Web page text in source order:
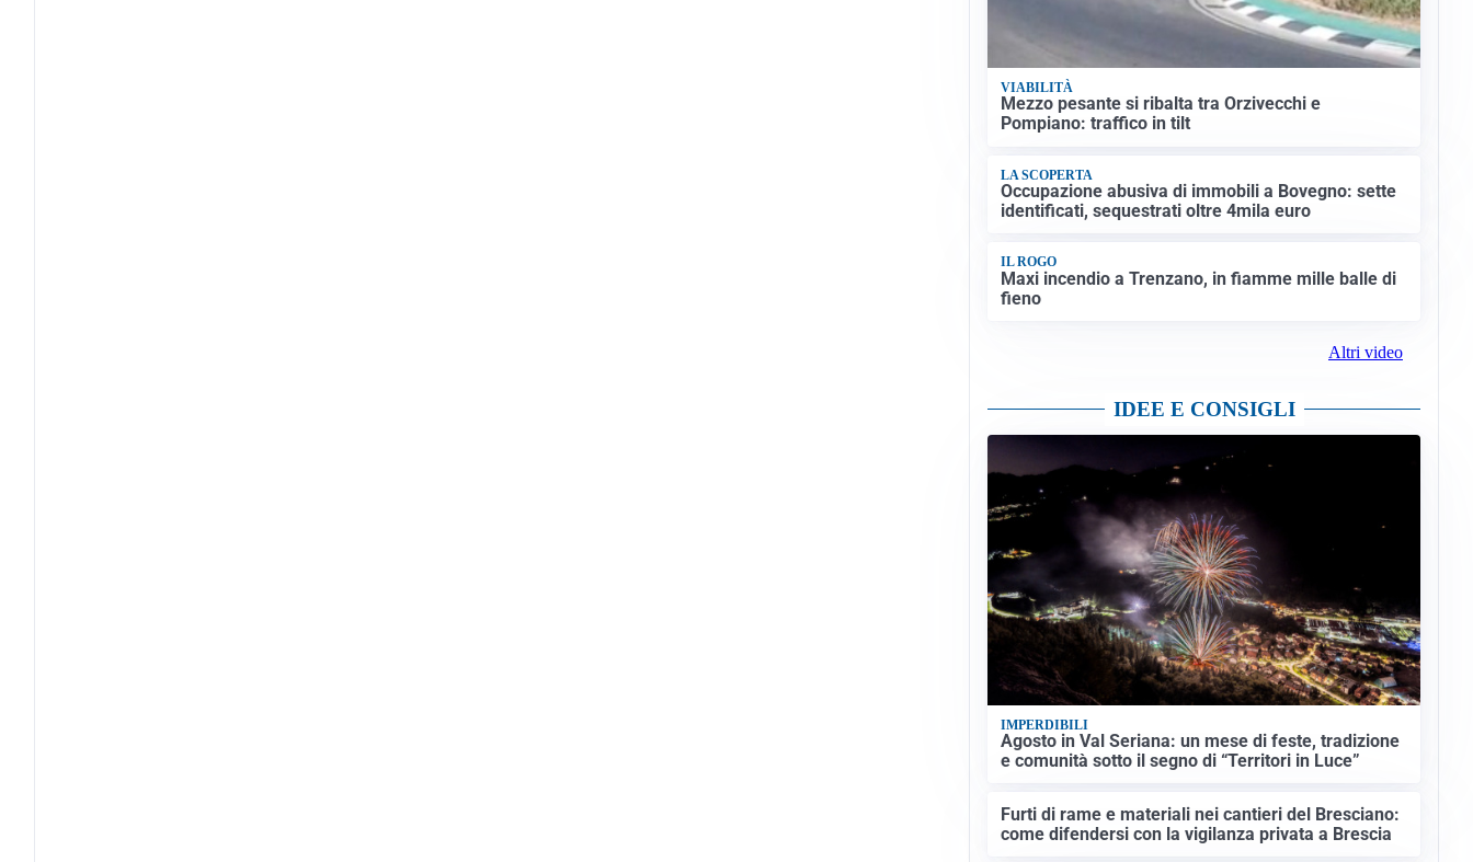
VIABILITÀ
Mezzo pesante si ribalta tra Orzivecchi e
Pompiano: traffico in tilt
LA SCOPERTA
Occupazione abusiva di immobili a Bovegno: sette
identificati, sequestrati oltre 4mila euro
IL ROGO
Maxi incendio a Trenzano, in fiamme mille balle di
fieno
Altri video
IDEE E CONSIGLI
IMPERDIBILI
Agosto in Val Seriana: un mese di feste, tradizione
e comunità sotto il segno di “Territori in Luce”
Furti di rame e materiali nei cantieri del Bresciano:
come difendersi con la vigilanza privata a Brescia